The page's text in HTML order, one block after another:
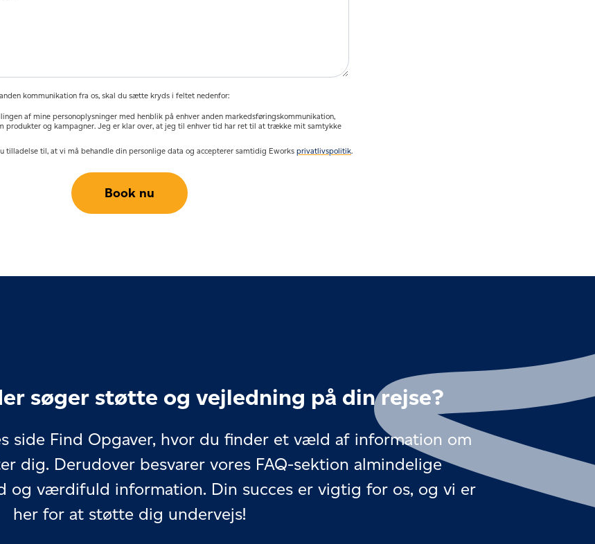
kommunikation fra os, skal du sætte kryds i feltet nedenfor:
af ​​mine personoplysninger med henblik på enhver anden markedsføringskommunikation,
produkter og kampagner. Jeg er klar over, at jeg til enhver tid har ret til at trække mit samtykke
tilladelse til, at vi må behandle din personlige data og accepterer samtidig Eworks privatlivspolitik.
søger støtte og vejledning på din rejse?
side Find Opgaver, hvor du finder et væld af information om
dig. Derudover besvarer vores FAQ-sektion almindelige
og værdifuld information. Din succes er vigtig for os, og vi er
her for at støtte dig undervejs!